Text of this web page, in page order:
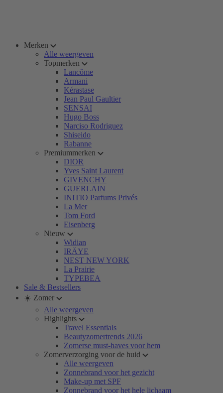
Merken
Alle weergeven
Topmerken
Lancôme
Armani
Kérastase
Jean Paul Gaultier
SENSAI
Hugo Boss
Narciso Rodriguez
Shiseido
Rabanne
Premiummerken
DIOR
Yves Saint Laurent
GIVENCHY
GUERLAIN
INITIO Parfums Privés
La Mer
Tom Ford
Eisenberg
Nieuw
Widian
IRÄYE
NEST NEW YORK
La Prairie
TYPEBEA
Sale & Bestsellers
☀️ Zomer
Alle weergeven
Highlights
Travel Essentials
Beautyzomertrends 2026
Zomerse must-haves voor hem
Zomerverzorging voor de huid
Alle weergeven
Zonnebrand voor het gezicht
Make-up met SPF
Zonnebrand voor het hele lichaam